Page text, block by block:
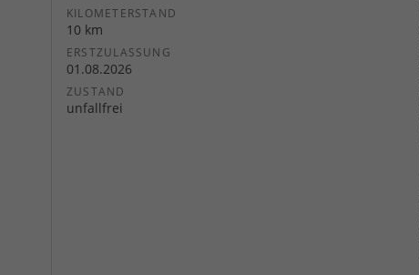
KILOMETERSTAND
10 km
ERSTZULASSUNG
01.08.2026
ZUSTAND
unfallfrei